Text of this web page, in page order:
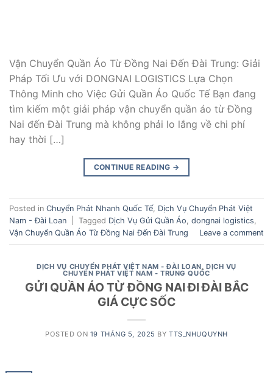
Vận Chuyển Quần Áo Từ Đồng Nai Đến Đài Trung: Giải
Pháp Tối Ưu với DONGNAI LOGISTICS Lựa Chọn
Thông Minh cho Việc Gửi Quần Áo Quốc Tế Bạn đang
tìm kiếm một giải pháp vận chuyển quần áo từ Đồng
Nai đến Đài Trung mà không phải lo lắng về chi phí
hay thời […]
CONTINUE READING →
Posted in Chuyển Phát Nhanh Quốc Tế, Dịch Vụ Chuyển Phát Việt
Nam - Đài Loan
Tagged Dịch Vụ Gửi Quần Áo, dongnai logistics,
Vận Chuyển Quần Áo Từ Đồng Nai Đến Đài Trung
Leave a comment
DỊCH VỤ CHUYỂN PHÁT VIỆT NAM - ĐÀI LOAN,DỊCH VỤ
CHUYỂN PHÁT VIỆT NAM - TRUNG QUỐC
GỬI QUẦN ÁO TỪ ĐỒNG NAI ĐI ĐÀI BẮC
GIÁ CỰC SỐC
POSTED ON 19 THÁNG 5, 2025 BYTTS_NHUQUYNH